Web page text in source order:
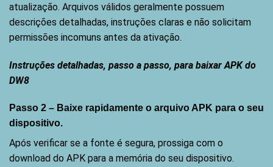
atualização. Arquivos válidos geralmente possuem
descrições detalhadas, instruções claras e não solicitam
permissões incomuns antes da ativação.
Instruções detalhadas, passo a passo, para baixar APK do
DW8
Passo 2 – Baixe rapidamente o arquivo APK para o seu
dispositivo.
Após verificar se a fonte é segura, prossiga com o
download do APK para a memória do seu dispositivo.